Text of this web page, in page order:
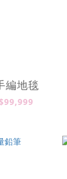
編地毯